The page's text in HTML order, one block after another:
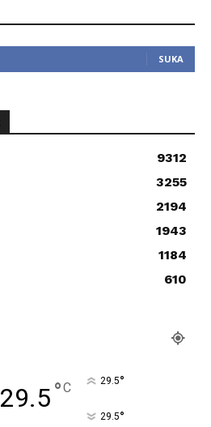
SUKA
9312
3255
2194
1943
1184
610
29.5°C 29.5°
29.5°